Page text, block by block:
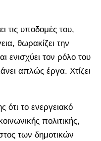
τις υποδομές του,
θωρακίζει την
ενισχύει τον ρόλο του
απλώς έργα. Χτίζει
το ενεργειακό
πολιτικής,
των δημοτικών